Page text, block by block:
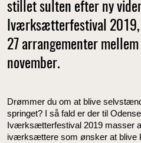
stillet sulten efter ny
Iværksætterfestival 2019,
27 arrangementer
november.
Drømmer du om at blive
springet? I så fald er der til
Iværksætterfestival 2019 masser
iværksættere som ønsker at blive